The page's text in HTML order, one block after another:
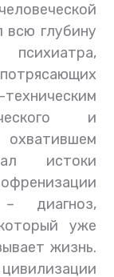
всю глубину
и
охватившем
истоки
– диагноз,
уже
жизнь.